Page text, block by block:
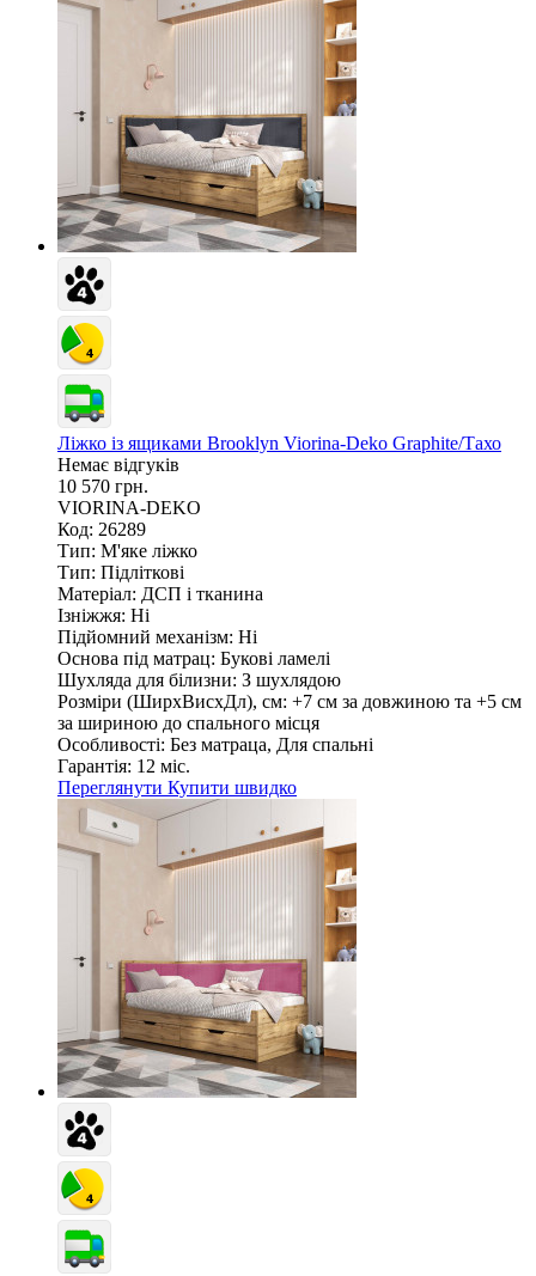
Ліжко із ящиками Brooklyn Viorina-Deko Graphite/Тахо
Немає відгуків
10 570 грн.
VIORINA-DEKO
Код: 26289
Тип: М'яке ліжко
Тип: Підліткові
Матеріал: ДСП і тканина
Ізніжжя: Ні
Підйомний механізм: Ні
Основа під матрац: Букові ламелі
Шухляда для білизни: З шухлядою
Розміри (ШирxВисxДл), см: +7 см за довжиною та +5 см
за шириною до спального місця
Особливості: Без матраца, Для спальні
Гарантія: 12 міс.
Переглянути Купити швидко